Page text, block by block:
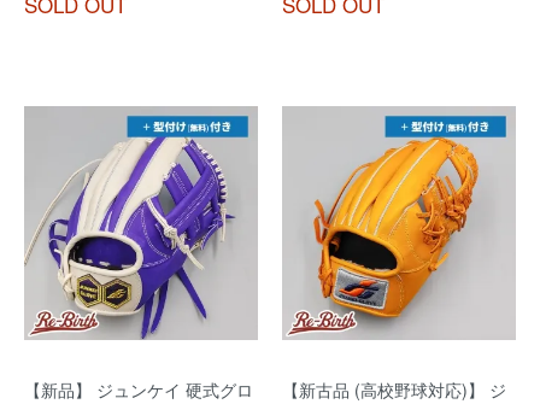
【新品】 ジュンケイ 硬式グロ
【新古品 (高校野球対応)】 ジ